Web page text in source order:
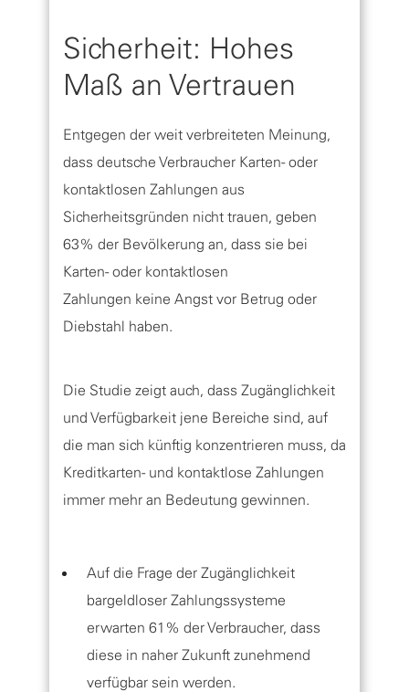
Sicherheit: Hohes
Maß an Vertrauen
Entgegen der weit verbreiteten Meinung,
dass deutsche Verbraucher Karten- oder
kontaktlosen Zahlungen aus
Sicherheitsgründen nicht trauen, geben
63% der Bevölkerung an, dass sie bei
Karten- oder kontaktlosen
Zahlungen keine Angst vor Betrug oder
Diebstahl haben.
Die Studie zeigt auch, dass Zugänglichkeit
und Verfügbarkeit jene Bereiche sind, auf
die man sich künftig konzentrieren muss, da
Kreditkarten- und kontaktlose Zahlungen
immer mehr an Bedeutung gewinnen.
Auf die Frage der Zugänglichkeit
bargeldloser Zahlungssysteme
erwarten 61% der Verbraucher, dass
diese in naher Zukunft zunehmend
verfügbar sein werden.